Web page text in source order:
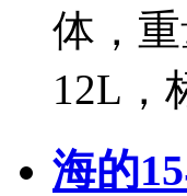
体，
12L，
海的